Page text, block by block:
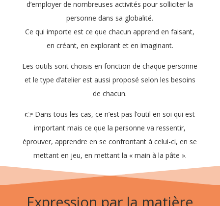
d’employer de nombreuses activités pour solliciter la
personne dans sa globalité.
Ce qui importe est ce que chacun apprend en faisant,
en créant, en explorant et en imaginant.
Les outils sont choisis en fonction de chaque personne
et le type d’atelier est aussi proposé selon les besoins
de chacun.
👉 Dans tous les cas, ce n’est pas l’outil en soi qui est
important mais ce que la personne va ressentir,
éprouver, apprendre en se confrontant à celui-ci, en se
mettant en jeu, en mettant la « main à la pâte ».
Expression par la matière